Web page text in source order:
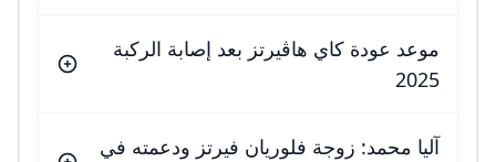
موعد عودة كاي هاڤيرتز بعد إصابة الركبة
2025
آليا محمد: زوجة فلوريان فيرتز ودعمته في